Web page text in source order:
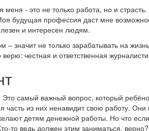
меня - это не только работа, но и
будущая профессия даст мне
и интересен людям.
– значит не только зарабатывать на
верю: честная и ответственная
Это самый важный вопрос, который
часть из них ненавидит свою работу.
детям денежной работы. Но что
то ведь должен этим заниматься, верно?